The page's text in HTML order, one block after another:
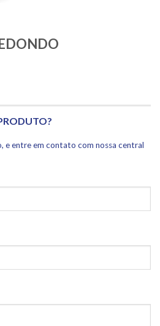
e entre em contato com nossa central